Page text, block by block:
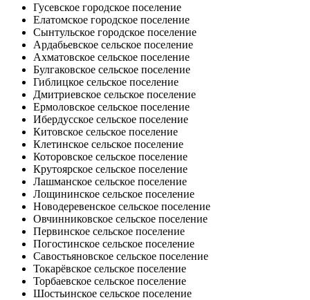
Гусевское городское поселение
Елатомское городское поселение
Сынтульское городское поселение
Ардабьевское сельское поселение
Ахматовское сельское поселение
Булгаковское сельское поселение
Гиблицкое сельское поселение
Дмитриевское сельское поселение
Ермоловское сельское поселение
Ибердусское сельское поселение
Китовское сельское поселение
Клетинское сельское поселение
Которовское сельское поселение
Крутоярское сельское поселение
Лашманское сельское поселение
Лощининское сельское поселение
Новодеревенское сельское поселение
Овчинниковское сельское поселение
Первинское сельское поселение
Погостинское сельское поселение
Савостьяновское сельское поселение
Токарёвское сельское поселение
Торбаевское сельское поселение
Шостьинское сельское поселение